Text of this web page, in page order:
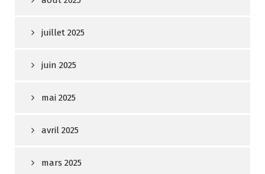
juillet 2025
juin 2025
mai 2025
avril 2025
mars 2025